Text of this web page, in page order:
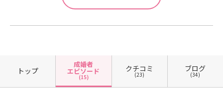
トップ
成婚者
エピソード
(15)
クチコミ
(23)
ブログ
(34)